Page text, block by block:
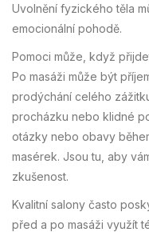
Uvolnění fyzického těla
emocionální pohodě.
Pomoci může, když
Po masáži může být
prodýchání celého
procházku nebo klidné
otázky nebo obavy
masérek. Jsou tu, aby
zkušenost.
Kvalitní salony často
před a po masáži využít